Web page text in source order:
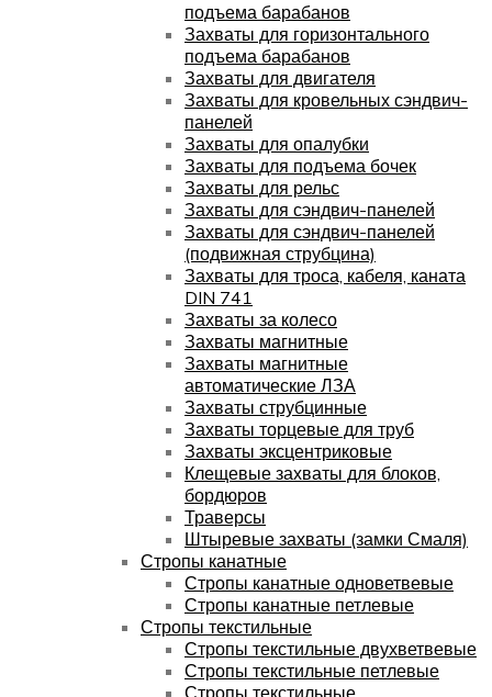
подъема барабанов
Захваты для горизонтального
подъема барабанов
Захваты для двигателя
Захваты для кровельных сэндвич-
панелей
Захваты для опалубки
Захваты для подъема бочек
Захваты для рельс
Захваты для сэндвич-панелей
Захваты для сэндвич-панелей
(подвижная струбцина)
Захваты для троса, кабеля, каната
DIN 741
Захваты за колесо
Захваты магнитные
Захваты магнитные
автоматические ЛЗА
Захваты струбцинные
Захваты торцевые для труб
Захваты эксцентриковые
Клещевые захваты для блоков,
бордюров
Траверсы
Штыревые захваты (замки Смаля)
Стропы канатные
Стропы канатные одноветвевые
Стропы канатные петлевые
Стропы текстильные
Стропы текстильные двухветвевые
Стропы текстильные петлевые
Стропы текстильные